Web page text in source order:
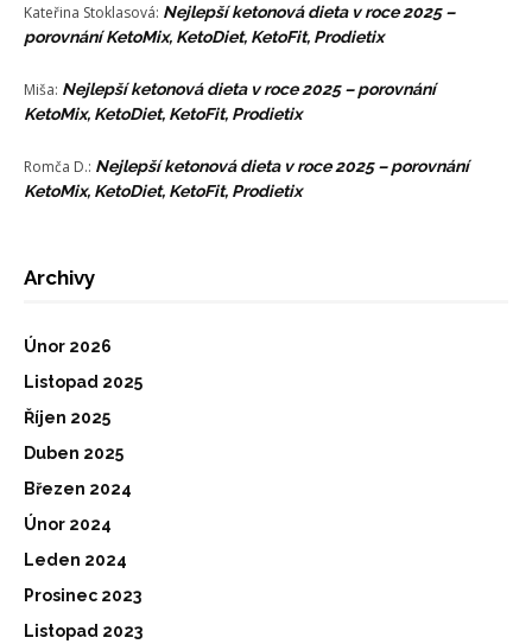
Kateřina Stoklasová: Nejlepší ketonová dieta v roce 2025 –
porovnání KetoMix, KetoDiet, KetoFit, Prodietix
Miša: Nejlepší ketonová dieta v roce 2025 – porovnání
KetoMix, KetoDiet, KetoFit, Prodietix
Romča D.: Nejlepší ketonová dieta v roce 2025 – porovnání
KetoMix, KetoDiet, KetoFit, Prodietix
Archivy
Únor 2026
Listopad 2025
Říjen 2025
Duben 2025
Březen 2024
Únor 2024
Leden 2024
Prosinec 2023
Listopad 2023